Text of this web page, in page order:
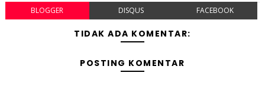
BLOGGER DISQUS FACEBOOK
TIDAK ADA KOMENTAR:
POSTING KOMENTAR